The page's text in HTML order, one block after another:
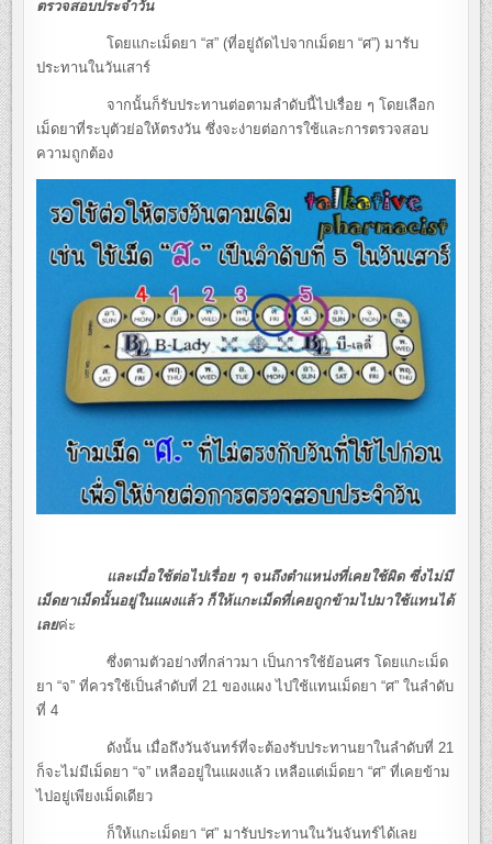
ตรวจสอบประจำวัน
โดยแกะเม็ดยา “ส” (ที่อยู่ถัดไปจากเม็ดยา “ศ”) มารับ
ประทานในวันเสาร์
จากนั้นก็รับประทานต่อตามลำดับนี้ไปเรื่อย ๆ โดยเลือก
เม็ดยาที่ระบุตัวย่อให้ตรงวัน ซึ่งจะง่ายต่อการใช้และการตรวจสอบ
ความถูกต้อง
และเมื่อใช้ต่อไปเรื่อย ๆ จนถึงตำแหน่งที่เคยใช้ผิด ซึ่งไม่มี
เม็ดยาเม็ดนั้นอยู่ในแผงแล้ว ก็ให้แกะเม็ดที่เคยถูกข้ามไปมาใช้แทนได้
เลยค่ะ
ซึ่งตามตัวอย่างที่กล่าวมา เป็นการใช้ย้อนศร โดยแกะเม็ด
ยา “จ” ที่ควรใช้เป็นลำดับที่ 21 ของแผง ไปใช้แทนเม็ดยา “ศ” ในลำดับ
ที่ 4
ดังนั้น เมื่อถึงวันจันทร์ที่จะต้องรับประทานยาในลำดับที่ 21
ก็จะไม่มีเม็ดยา “จ” เหลืออยู่ในแผงแล้ว เหลือแต่เม็ดยา “ศ” ที่เคยข้าม
ไปอยู่เพียงเม็ดเดียว
ก็ให้แกะเม็ดยา “ศ” มารับประทานในวันจันทร์ได้เลย